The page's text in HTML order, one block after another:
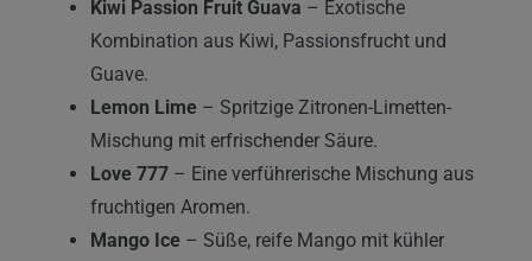
Kiwi Passion Fruit Guava – Exotische
Kombination aus Kiwi, Passionsfrucht und
Guave.
Lemon Lime – Spritzige Zitronen-Limetten-
Mischung mit erfrischender Säure.
Love 777 – Eine verführerische Mischung aus
fruchtigen Aromen.
Mango Ice – Süße, reife Mango mit kühler